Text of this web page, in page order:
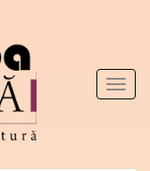
Toggle